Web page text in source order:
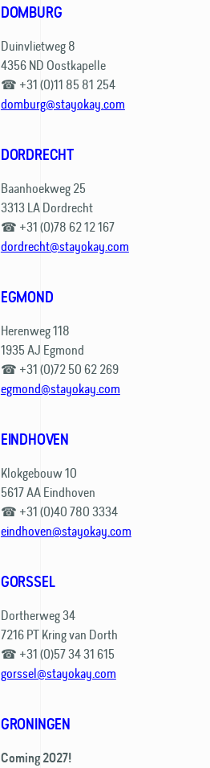
DOMBURG
Duinvlietweg 8
4356 ND Oostkapelle
☎ +31 (0)11 85 81 254
domburg@stayokay.com
DORDRECHT
Baanhoekweg 25
3313 LA Dordrecht
☎ +31 (0)78 62 12 167
dordrecht@stayokay.com
EGMOND
Herenweg 118
1935 AJ Egmond
☎ +31 (0)72 50 62 269
egmond@stayokay.com
EINDHOVEN
Klokgebouw 10
5617 AA Eindhoven
☎ +31 (0)40 780 3334
eindhoven@stayokay.com
GORSSEL
Dortherweg 34
7216 PT Kring van Dorth
☎ +31 (0)57 34 31 615
gorssel@stayokay.com
GRONINGEN
Coming 2027!